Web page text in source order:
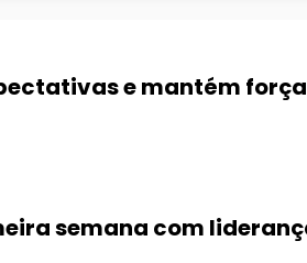
e mantém
semana com